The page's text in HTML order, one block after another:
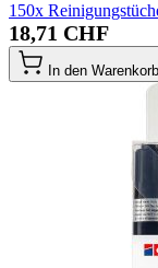
150x
18,71 CHF
In den Warenkorb